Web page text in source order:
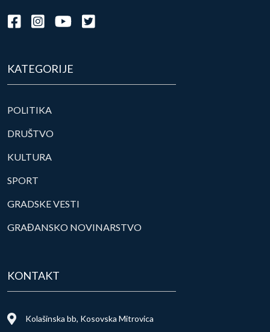
KATEGORIJE
POLITIKA
DRUŠTVO
KULTURA
SPORT
GRADSKE VESTI
GRAĐANSKO NOVINARSTVO
KONTAKT
Kolašinska bb, Kosovska Mitrovica